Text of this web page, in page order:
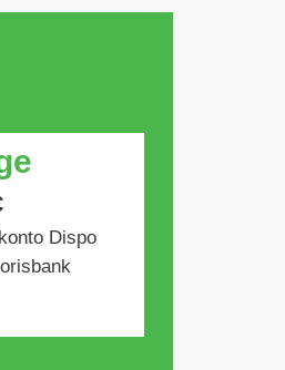
Dispo